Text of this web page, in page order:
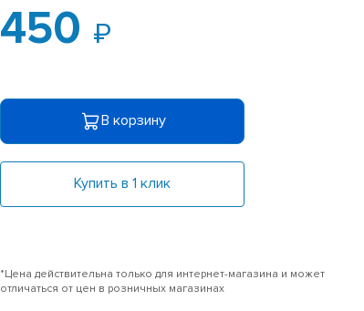
450
В корзину
Купить в 1 клик
*Цена действительна только для интернет-магазина и может
отличаться от цен в розничных магазинах